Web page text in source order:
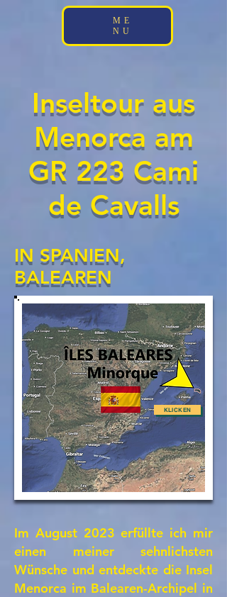
ME
NU
Inseltour aus
Menorca am
GR 223 Cami
de Cavalls
IN SPANIEN,
BALEAREN
KLICKEN
​Im August 2023 erfüllte ich mir
einen meiner sehnlichsten
Wünsche und entdeckte die Insel
Menorca im Balearen-Archipel in